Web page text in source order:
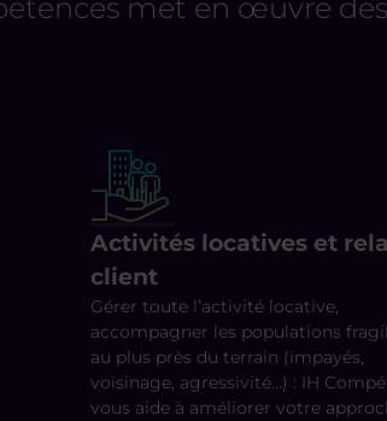
met en œuvre
Activités locatives et
client
Gérer toute l’activité locative,
accompagner les populations
au plus près du terrain (impayés,
voisinage, agressivité…) : IH
vous aide à améliorer votre